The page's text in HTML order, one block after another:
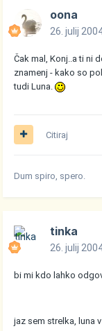
oona
26. julij
Čak mal, Konj..a ti ni
znamenj - kako so
tudi Luna.
Citiraj
Dum spiro, spero.
tinka
26. julij
bi mi kdo lahko
jaz sem strelka, luna